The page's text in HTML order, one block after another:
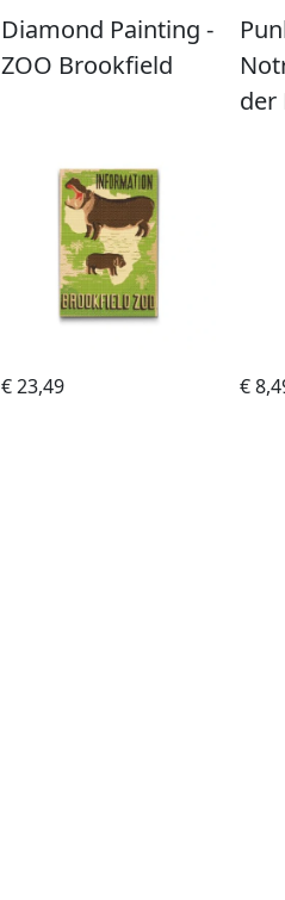
Diamond Painting -
ZOO Brookfield
€ 23,49
der
€